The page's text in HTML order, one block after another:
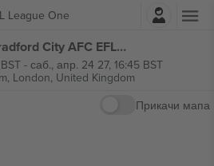
League OneНајави се
Leyton Orient FC vs Bradford City AFC EFL League One билети
- саб., апр. 24 27, 16:45 BST
London, United Kingdom
Прикачи мапа